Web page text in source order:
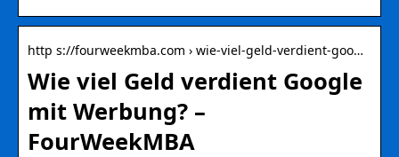
http s://fourweekmba.com › wie-viel-geld-verdient-goo…
Wie viel Geld verdient Google
mit Werbung? –
FourWeekMBA